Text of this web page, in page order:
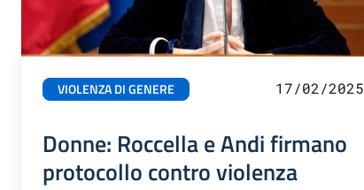
VIOLENZA DI GENERE 17/02/2025
Donne: Roccella e Andi firmano
protocollo contro violenza